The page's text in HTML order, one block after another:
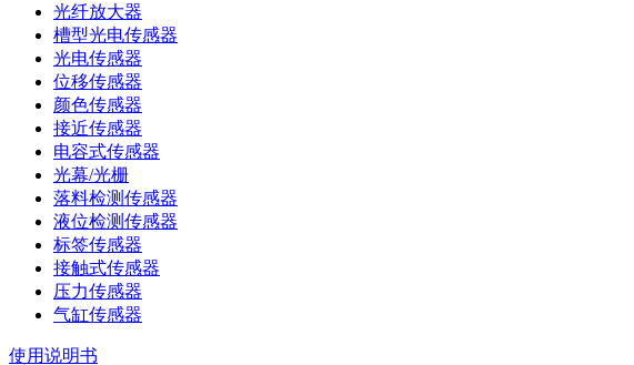
光纤放大器
槽型光电传感器
光电传感器
位移传感器
颜色传感器
接近传感器
电容式传感器
光幕/光栅
落料检测传感器
液位检测传感器
标签传感器
接触式传感器
压力传感器
气缸传感器
使用说明书